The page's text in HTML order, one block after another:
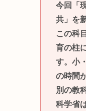
今回「
共」を
この科
育の柱
す。小
の時間
別の教
科学省